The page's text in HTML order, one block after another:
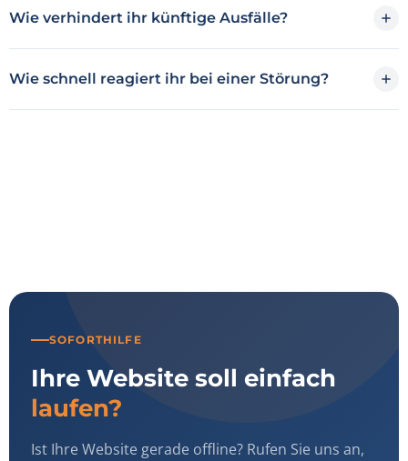
Wie verhindert ihr künftige Ausfälle?
Wie schnell reagiert ihr bei einer Störung?
SOFORTHILFE
Ihre Website soll einfach
laufen?
Ist Ihre Website gerade offline? Rufen Sie uns an,